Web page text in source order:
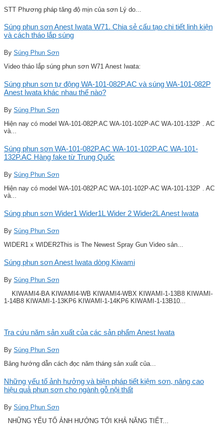
STT Phương pháp tăng độ mịn của sơn Lý do...
Súng phun sơn Anest Iwata W71. Chia sẻ cấu tạo chi tiết linh kiện
và cách tháo lắp súng
By Súng Phun Sơn
Video tháo lắp súng phun sơn W71 Anest Iwata:
Súng phun sơn tự động WA-101-082P.AC và súng WA-101-082P
Anest Iwata khác nhau thế nào?
By Súng Phun Sơn
Hiện nay có model WA-101-082P.AC WA-101-102P-AC WA-101-132P . AC
và...
Súng phun sơn WA-101-082P.AC WA-101-102P.AC WA-101-
132P.AC Hàng fake từ Trung Quốc
By Súng Phun Sơn
Hiện nay có model WA-101-082P.AC WA-101-102P-AC WA-101-132P . AC
và...
Súng phun sơn Wider1 Wider1L Wider 2 Wider2L Anest Iwata
By Súng Phun Sơn
WIDER1 x WIDER2This is The Newest Spray Gun Video sản...
Súng phun sơn Anest Iwata dòng Kiwami
By Súng Phun Sơn
KIWAMI4-BA KIWAMI4-WB KIWAMI4-WBX KIWAMI-1-13B8 KIWAMI-
1-14B8 KIWAMI-1-13KP6 KIWAMI-1-14KP6 KIWAMI-1-13B10...
Tra cứu năm sản xuất của các sản phẩm Anest Iwata
By Súng Phun Sơn
Bảng hướng dẫn cách đọc năm tháng sản xuất của...
Những yếu tố ảnh hưởng và biện pháp tiết kiệm sơn, nâng cao
hiệu quả phun sơn cho ngành gỗ nội thất
By Súng Phun Sơn
NHỮNG YẾU TỐ ẢNH HƯỞNG TỚI KHẢ NĂNG TIẾT...